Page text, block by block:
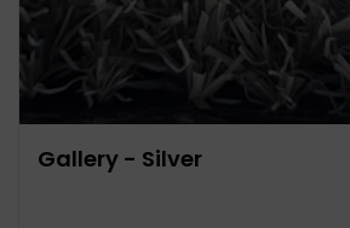
Gallery - Silver